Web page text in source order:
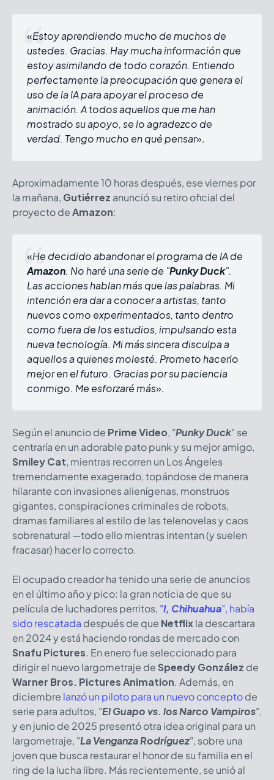
«Estoy aprendiendo mucho de muchos de
ustedes. Gracias. Hay mucha información que
estoy asimilando de todo corazón. Entiendo
perfectamente la preocupación que genera el
uso de la IA para apoyar el proceso de
animación. A todos aquellos que me han
mostrado su apoyo, se lo agradezco de
verdad. Tengo mucho en qué pensar».
Aproximadamente 10 horas después, ese viernes por
la mañana, Gutiérrez anunció su retiro oficial del
proyecto deAmazon:
«He decidido abandonar el programa de IA de
Amazon. No haré una serie de "Punky Duck".
Las acciones hablan más que las palabras. Mi
intención era dar a conocer a artistas, tanto
nuevos como experimentados, tanto dentro
como fuera de los estudios, impulsando esta
nueva tecnología. Mi más sincera disculpa a
aquellos a quienes molesté. Prometo hacerlo
mejor en el futuro. Gracias por su paciencia
conmigo. Me esforzaré más».
Según el anuncio de Prime Video, "Punky Duck" se
centraría en un adorable pato punk y su mejor amigo,
Smiley Cat, mientras recorren un Los Ángeles
tremendamente exagerado, topándose de manera
hilarante con invasiones alienígenas, monstruos
gigantes, conspiraciones criminales de robots,
dramas familiares al estilo de las telenovelas y caos
sobrenatural —todo ello mientras intentan (y suelen
fracasar) hacer lo correcto.
El ocupado creador ha tenido una serie de anuncios
en el último año y pico: la gran noticia de que su
película de luchadores perritos, "I, Chihuahua", había
sido rescatada después de que Netflixla descartara
en 2024 y está haciendo rondas de mercado con
Snafu Pictures. En enero fue seleccionado para
dirigir el nuevo largometraje de Speedy González de
Warner Bros. Pictures Animation. Además, en
diciembre lanzó un piloto para un nuevo conceptode
serie para adultos, "El Guapo vs. los Narco Vampiros",
y en junio de 2025 presentó otra idea original para un
largometraje, "La Venganza Rodríguez", sobre una
joven que busca restaurar el honor de su familia en el
ring de la lucha libre. Más recientemente, se unió al